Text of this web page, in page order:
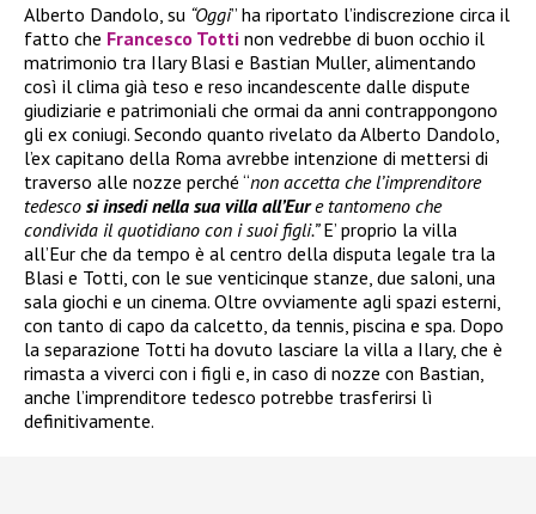
Alberto Dandolo, su “Oggi” ha riportato l’indiscrezione circa il
fatto che Francesco Totti non vedrebbe di buon occhio il
matrimonio tra Ilary Blasi e Bastian Muller, alimentando
così il clima già teso e reso incandescente dalle dispute
giudiziarie e patrimoniali che ormai da anni contrappongono
gli ex coniugi. Secondo quanto rivelato da Alberto Dandolo,
l’ex capitano della Roma avrebbe intenzione di mettersi di
traverso alle nozze perché “non accetta che l’imprenditore
tedesco si insedi nella sua villa all’Eure tantomeno che
condivida il quotidiano con i suoi figli.”E’ proprio la villa
all’Eur che da tempo è al centro della disputa legale tra la
Blasi e Totti, con le sue venticinque stanze, due saloni, una
sala giochi e un cinema. Oltre ovviamente agli spazi esterni,
con tanto di capo da calcetto, da tennis, piscina e spa. Dopo
la separazione Totti ha dovuto lasciare la villa a Ilary, che è
rimasta a viverci con i figli e, in caso di nozze con Bastian,
anche l’imprenditore tedesco potrebbe trasferirsi lì
definitivamente.